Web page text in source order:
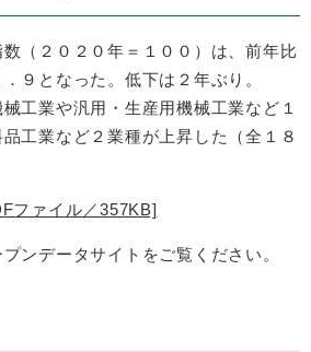
（２０２０年＝１００）は、前年比
９となった。低下は２年ぶり。
工業や汎用・生産用機械工業など１
工業など２業種が上昇した（全１８
ファイル／357KB]
ンデータサイトをご覧ください。